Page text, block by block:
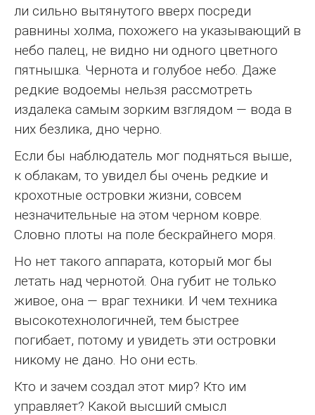
ли сильно вытянутого вверх посреди
равнины холма, похожего на указывающий в
небо палец, не видно ни одного цветного
пятнышка. Чернота и голубое небо. Даже
редкие водоемы нельзя рассмотреть
издалека самым зорким взглядом — вода в
них безлика, дно черно.
Если бы наблюдатель мог подняться выше,
к облакам, то увидел бы очень редкие и
крохотные островки жизни, совсем
незначительные на этом черном ковре.
Словно плоты на поле бескрайнего моря.
Но нет такого аппарата, который мог бы
летать над чернотой. Она губит не только
живое, она — враг техники. И чем техника
высокотехнологичней, тем быстрее
погибает, потому и увидеть эти островки
никому не дано. Но они есть.
Кто и зачем создал этот мир? Кто им
управляет? Какой высший смысл